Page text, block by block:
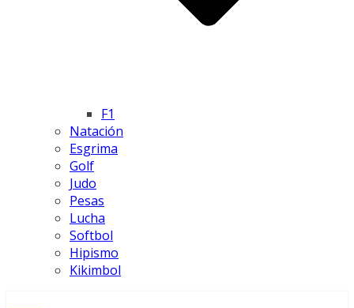
F1
Natación
Esgrima
Golf
Judo
Pesas
Lucha
Softbol
Hipismo
Kikimbol